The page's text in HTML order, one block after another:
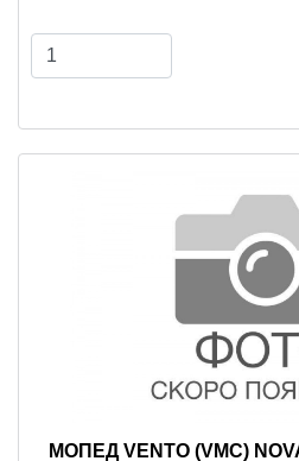
МОПЕД VENTO (VMC)